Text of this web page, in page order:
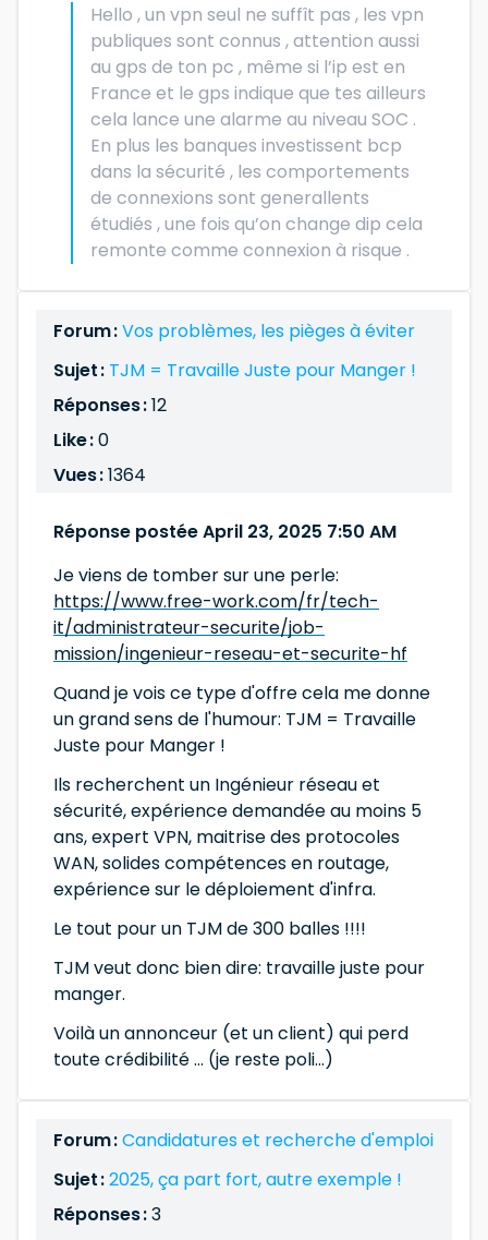
Hello , un vpn seul ne suffît pas , les vpn
publiques sont connus , attention aussi
au gps de ton pc , même si l’ip est en
France et le gps indique que tes ailleurs
cela lance une alarme au niveau SOC .
En plus les banques investissent bcp
dans la sécurité , les comportements
de connexions sont generallents
étudiés , une fois qu’on change dip cela
remonte comme connexion à risque .
Forum :Vos problèmes, les pièges à éviter
Sujet : TJM = Travaille Juste pour Manger !
Réponses :12
Like :0
Vues :1364
Réponse postée April 23, 2025 7:50 AM
Je viens de tomber sur une perle:
https://www.free-work.com/fr/tech-
it/administrateur-securite/job-
mission/ingenieur-reseau-et-securite-hf
Quand je vois ce type d'offre cela me donne
un grand sens de l'humour: TJM = Travaille
Juste pour Manger !
Ils recherchent un Ingénieur réseau et
sécurité, expérience demandée au moins 5
ans, expert VPN, maitrise des protocoles
WAN, solides compétences en routage,
expérience sur le déploiement d'infra.
Le tout pour un TJM de 300 balles !!!!
TJM veut donc bien dire: travaille juste pour
manger.
Voilà un annonceur (et un client) qui perd
toute crédibilité ... (je reste poli...)
Forum :Candidatures et recherche d'emploi
Sujet :2025, ça part fort, autre exemple !
Réponses :3